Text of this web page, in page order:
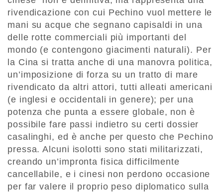
rivendicazione con cui Pechino vuol mettere le
mani su acque che segnano capisaldi in una
delle rotte commerciali più importanti del
mondo (e contengono giacimenti naturali). Per
la Cina si tratta anche di una manovra politica,
un’imposizione di forza su un tratto di mare
rivendicato da altri attori, tutti alleati americani
(e inglesi e occidentali in genere); per una
potenza che punta a essere globale, non è
possibile fare passi indietro su certi dossier
casalinghi, ed è anche per questo che Pechino
pressa. Alcuni isolotti sono stati militarizzati,
creando un’impronta fisica difficilmente
cancellabile, e i cinesi non perdono occasione
per far valere il proprio peso diplomatico sulla